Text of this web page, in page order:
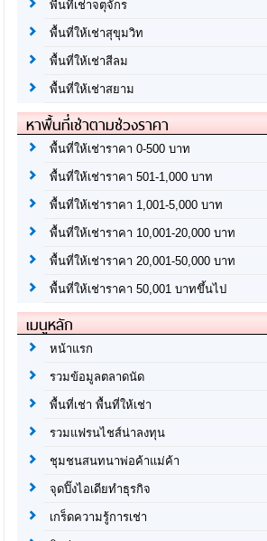
พื้นที่เช่าจตุจักร
พื้นที่ให้เช่าสุขุมวิท
พื้นที่ให้เช่าสีลม
พื้นที่ให้เช่าสยาม
หาพื้นที่เช่าตามช่วงราคา
พื้นที่ให้เช่าราคา 0-500 บาท
พื้นที่ให้เช่าราคา 501-1,000 บาท
พื้นที่ให้เช่าราคา 1,001-5,000 บาท
พื้นที่ให้เช่าราคา 10,001-20,000 บาท
พื้นที่ให้เช่าราคา 20,001-50,000 บาท
พื้นที่ให้เช่าราคา 50,001 บาทขึ้นไป
เมนูหลัก
หน้าแรก
รวมข้อมูลตลาดนัด
พื้นที่เช่า พื้นที่ให้เช่า
รวมแฟรนไชส์น่าลงทุน
ชุมชนสนทนาพ่อค้าแม่ค้า
จุดปิ๊งไอเดียทำธุรกิจ
เกร็ดความรู้การเช่า